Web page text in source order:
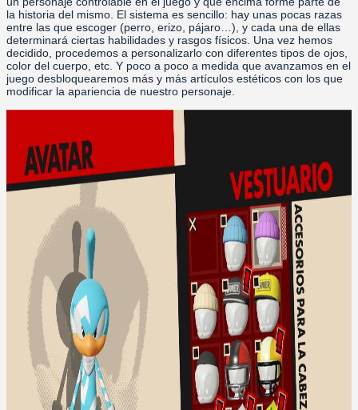
la historia del mismo. El sistema es sencillo: hay unas pocas razas
entre las que escoger (perro, erizo, pájaro…), y cada una de ellas
determinará ciertas habilidades y rasgos físicos. Una vez hemos
decidido, procedemos a personalizarlo con diferentes tipos de ojos,
color del cuerpo, etc. Y poco a poco a medida que avanzamos en el
juego desbloquearemos más y más artículos estéticos con los que
modificar la apariencia de nuestro personaje.